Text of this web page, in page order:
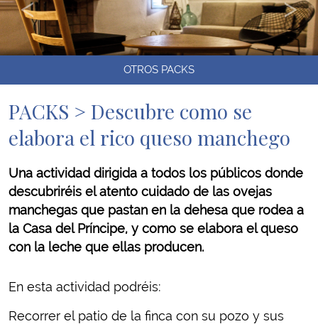
OTROS PACKS
PACKS > Descubre como se
elabora el rico queso manchego
Una actividad dirigida a todos los públicos donde
descubriréis el atento cuidado de las ovejas
manchegas que pastan en la dehesa que rodea a
la Casa del Príncipe, y como se elabora el queso
con la leche que ellas producen.
En esta actividad podréis:
Recorrer el patio de la finca con su pozo y sus